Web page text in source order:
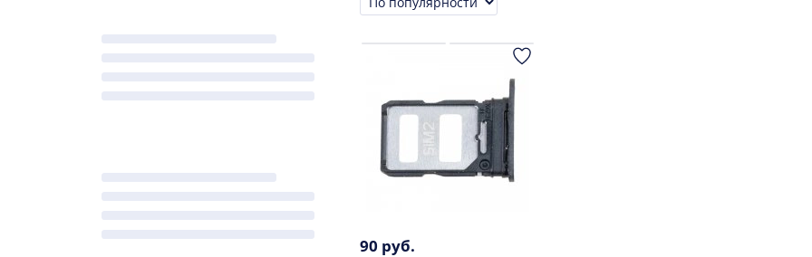
Сортировка
90 руб.